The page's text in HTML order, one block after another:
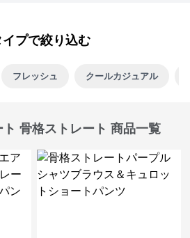
イプで絞り込む
フレッシュ クールカジュアル
骨格ストレート 商品一覧